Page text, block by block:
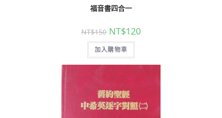
福音書四合一
NT$150 NT$120
加入購物車